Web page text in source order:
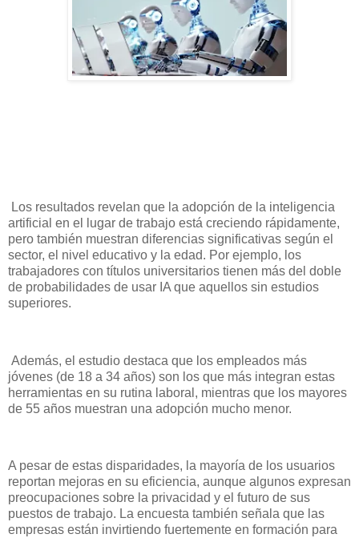
Los resultados revelan que la adopción de la inteligencia
artificial en el lugar de trabajo está creciendo rápidamente,
pero también muestran diferencias significativas según el
sector, el nivel educativo y la edad. Por ejemplo, los
trabajadores con títulos universitarios tienen más del doble
de probabilidades de usar IA que aquellos sin estudios
superiores.
Además, el estudio destaca que los empleados más
jóvenes (de 18 a 34 años) son los que más integran estas
herramientas en su rutina laboral, mientras que los mayores
de 55 años muestran una adopción mucho menor.
A pesar de estas disparidades, la mayoría de los usuarios
reportan mejoras en su eficiencia, aunque algunos expresan
preocupaciones sobre la privacidad y el futuro de sus
puestos de trabajo. La encuesta también señala que las
empresas están invirtiendo fuertemente en formación para